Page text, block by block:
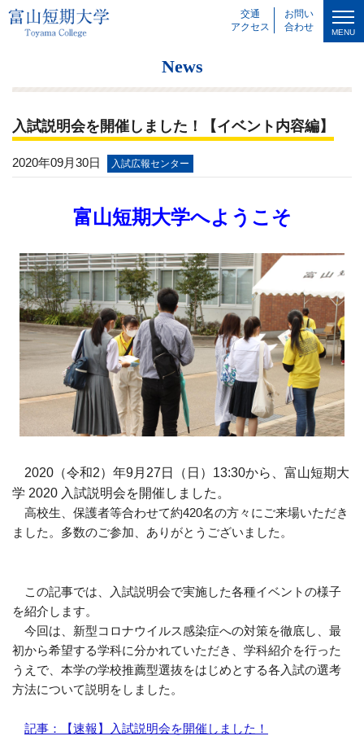
交通
アクセス
お問い
合わせ
MENU
News
入試説明会を開催しました！【イベント内容編】
2020年09月30日 入試広報センター
富山短期大学へようこそ
2020（令和2）年9月27日（日）13:30から、富山短期大
学 2020 入試説明会を開催しました。
高校生、保護者等合わせて約420名の方々にご来場いただき
ました。多数のご参加、ありがとうございました。
この記事では、入試説明会で実施した各種イベントの様子
を紹介します。
今回は、新型コロナウイルス感染症への対策を徹底し、最
初から希望する学科に分かれていただき、学科紹介を行った
うえで、本学の学校推薦型選抜をはじめとする各入試の選考
方法について説明をしました。
記事：【速報】入試説明会を開催しました！